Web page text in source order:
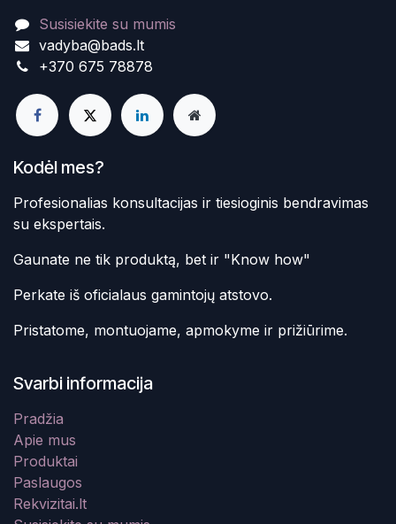
Susisiekite su mumis
vadyba@bads.lt
+370 675 78878
Kodėl mes?
Profesionalias konsultacijas ir tiesioginis bendravimas
su ekspertais.
Gaunate ne tik produktą, bet ir "Know how"
Perkate iš oficialaus gamintojų atstovo.
Pristatome, montuojame, apmokyme ir prižiūrime.
Svarbi informacija
Pradžia
Apie mus
Produktai
Paslaugos
Rekvizitai.lt